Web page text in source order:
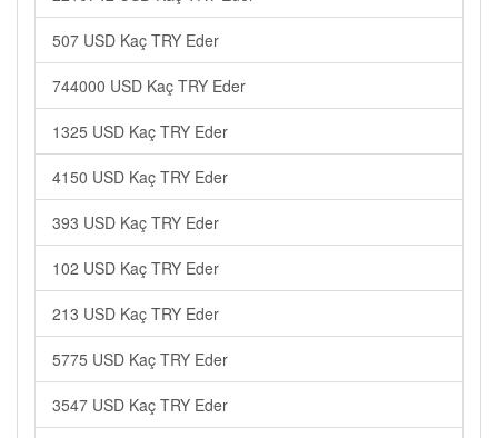
507 USD Kaç TRY Eder
744000 USD Kaç TRY Eder
1325 USD Kaç TRY Eder
4150 USD Kaç TRY Eder
393 USD Kaç TRY Eder
102 USD Kaç TRY Eder
213 USD Kaç TRY Eder
5775 USD Kaç TRY Eder
3547 USD Kaç TRY Eder